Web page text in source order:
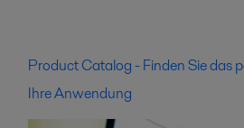
Product Catalog - Finden Sie das
Ihre Anwendung